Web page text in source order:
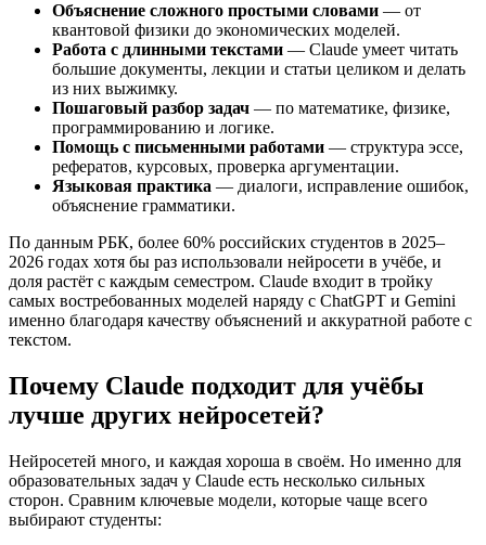
Объяснение сложного простыми словами — от
квантовой физики до экономических моделей.
Работа с длинными текстами — Claude умеет читать
большие документы, лекции и статьи целиком и делать
из них выжимку.
Пошаговый разбор задач — по математике, физике,
программированию и логике.
Помощь с письменными работами — структура эссе,
рефератов, курсовых, проверка аргументации.
Языковая практика — диалоги, исправление ошибок,
объяснение грамматики.
По данным РБК, более 60% российских студентов в 2025–
2026 годах хотя бы раз использовали нейросети в учёбе, и
доля растёт с каждым семестром. Claude входит в тройку
самых востребованных моделей наряду с ChatGPT и Gemini
именно благодаря качеству объяснений и аккуратной работе с
текстом.
Почему Claude подходит для учёбы
лучше других нейросетей?
Нейросетей много, и каждая хороша в своём. Но именно для
образовательных задач у Claude есть несколько сильных
сторон. Сравним ключевые модели, которые чаще всего
выбирают студенты: